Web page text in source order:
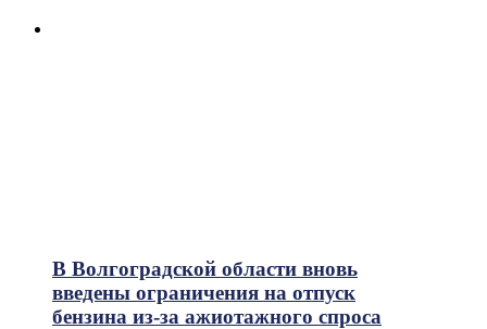
В Волгоградской области вновь
введены ограничения на отпуск
бензина из-за ажиотажного спроса